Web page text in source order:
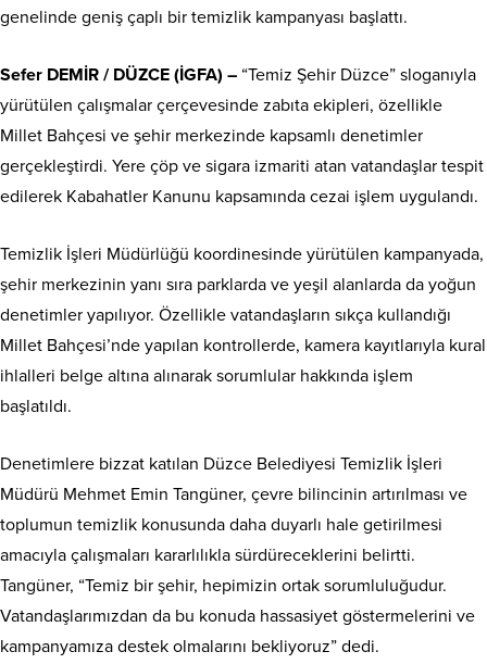
genelinde geniş çaplı bir temizlik kampanyası başlattı.
Sefer DEMİR / DÜZCE (İGFA) – “Temiz Şehir Düzce” sloganıyla
yürütülen çalışmalar çerçevesinde zabıta ekipleri, özellikle
Millet Bahçesi ve şehir merkezinde kapsamlı denetimler
gerçekleştirdi. Yere çöp ve sigara izmariti atan vatandaşlar tespit
edilerek Kabahatler Kanunu kapsamında cezai işlem uygulandı.
Temizlik İşleri Müdürlüğü koordinesinde yürütülen kampanyada,
şehir merkezinin yanı sıra parklarda ve yeşil alanlarda da yoğun
denetimler yapılıyor. Özellikle vatandaşların sıkça kullandığı
Millet Bahçesi’nde yapılan kontrollerde, kamera kayıtlarıyla kural
ihlalleri belge altına alınarak sorumlular hakkında işlem
başlatıldı.
Denetimlere bizzat katılan Düzce Belediyesi Temizlik İşleri
Müdürü Mehmet Emin Tangüner, çevre bilincinin artırılması ve
toplumun temizlik konusunda daha duyarlı hale getirilmesi
amacıyla çalışmaları kararlılıkla sürdüreceklerini belirtti.
Tangüner, “Temiz bir şehir, hepimizin ortak sorumluluğudur.
Vatandaşlarımızdan da bu konuda hassasiyet göstermelerini ve
kampanyamıza destek olmalarını bekliyoruz” dedi.